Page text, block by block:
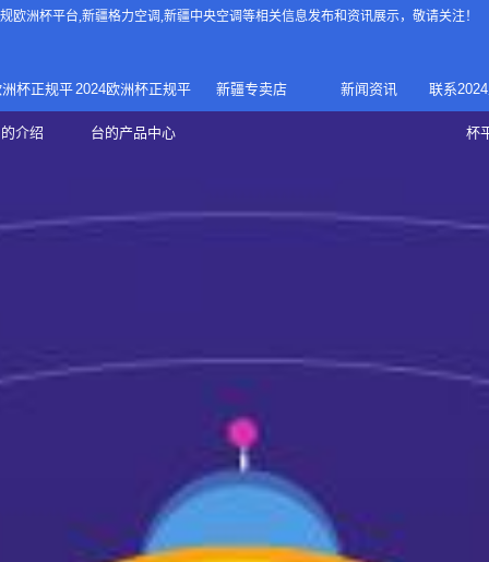
欧洲杯平台,新疆格力空调,新疆中央空调等相关信息发布和资讯展示，敬请关注！
杯正规平
介绍
正规欧洲
2024欧洲杯正规平
台的产品中心
家庭中央空调
家用空调
新疆专卖店 新闻资讯 联系
杯